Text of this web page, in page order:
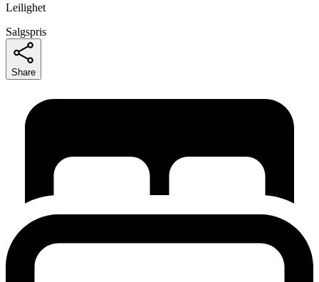
Leilighet
Salgspris
Share